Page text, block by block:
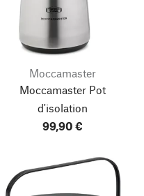
Moccamaster
Moccamaster Pot
d'isolation
99,90 €